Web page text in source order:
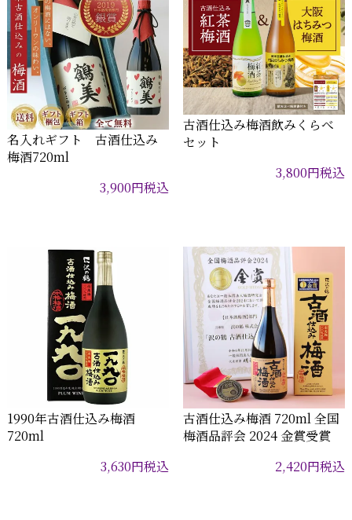
名入れギフト 古酒仕込み
梅酒720ml
3,900円税込
古酒仕込み梅酒飲みくらべ
セット
3,800円税込
1990年古酒仕込み梅酒
720ml
3,630円税込
古酒仕込み梅酒 720ml 全国
梅酒品評会 2024 金賞受賞
2,420円税込